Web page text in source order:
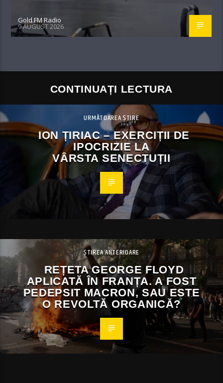
Gold FM Radio
9 AUGUST 2026
CONTINUAȚI LECTURA
URMĂTOAREA ȘTIRE
ION ȚIRIAC – EXERCIȚII DE
IPOCRIZIE LA
VÂRSTA SENECTUȚII
ȘTIREA ANTERIOARE
REȚETA GEORGE FLOYD
APLICATĂ ÎN FRANȚA. A FOST
PEDEPSIT MACRON, SAU ESTE
O REVOLTĂ ORGANICĂ?